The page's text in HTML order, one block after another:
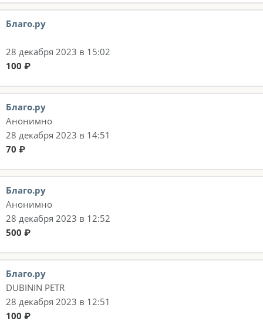
Благо.ру
28 декабря 2023 в 15:02
100 ₽
Благо.ру
Анонимно
28 декабря 2023 в 14:51
70 ₽
Благо.ру
Анонимно
28 декабря 2023 в 12:52
500 ₽
Благо.ру
DUBININ PETR
28 декабря 2023 в 12:51
100 ₽